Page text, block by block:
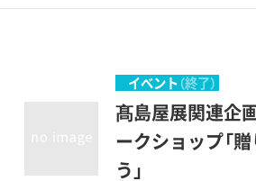
マ。笠智衆と山
本橋髙島屋で楽
をするが…。※当
で開催中のミュ
イベント （終了）
髙島屋展関連企
ークショップ「
う」